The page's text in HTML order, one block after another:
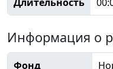
Информация о
Фонд